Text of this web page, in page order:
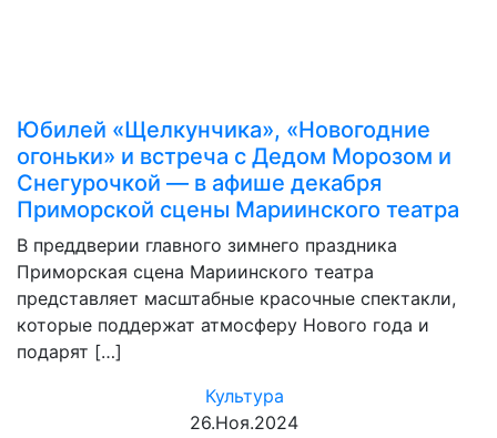
Юбилей «Щелкунчика», «Новогодние
огоньки» и встреча с Дедом Морозом и
Снегурочкой — в афише декабря
Приморской сцены Мариинского театра
В преддверии главного зимнего праздника
Приморская сцена Мариинского театра
представляет масштабные красочные спектакли,
которые поддержат атмосферу Нового года и
подарят […]
Культура
26.Ноя.2024